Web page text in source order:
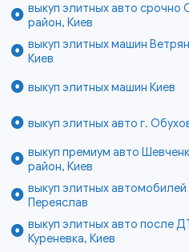
выкуп элитных авто срочно
район, Киев
выкуп элитных машин
Киев
выкуп элитных машин Киев
выкуп элитных авто г.
выкуп премиум авто
район, Киев
выкуп элитных автомобилей
Переяслав
выкуп элитных авто после
Куреневка, Киев